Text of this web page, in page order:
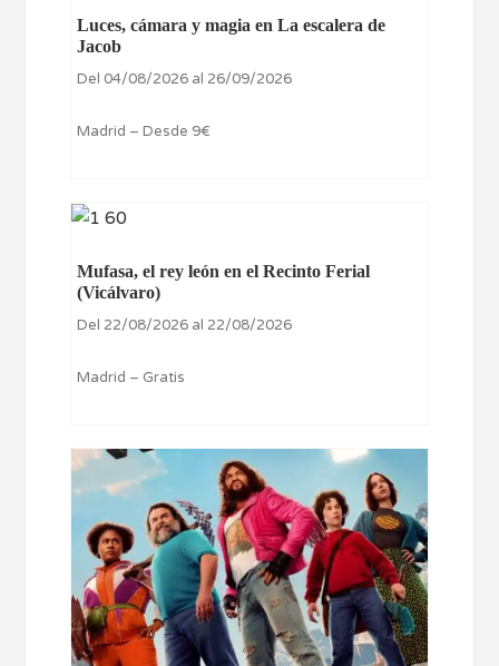
Luces, cámara y magia en La escalera de
Jacob
Del 04/08/2026 al 26/09/2026
Madrid – Desde 9€
Mufasa, el rey león en el Recinto Ferial
(Vicálvaro)
Del 22/08/2026 al 22/08/2026
Madrid – Gratis